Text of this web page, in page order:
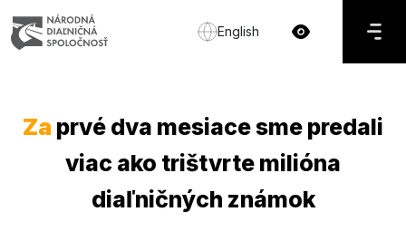
English
Za prvé dva mesiace sme predali
viac ako trištvrte milióna
diaľničných známok